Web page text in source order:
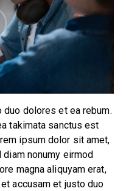
dolores et ea rebum.
takimata sanctus est
ipsum dolor sit amet,
nonumy eirmod
magna aliquyam erat,
accusam et justo duo